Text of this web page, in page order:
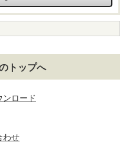
トップへ
ンロード
わせ